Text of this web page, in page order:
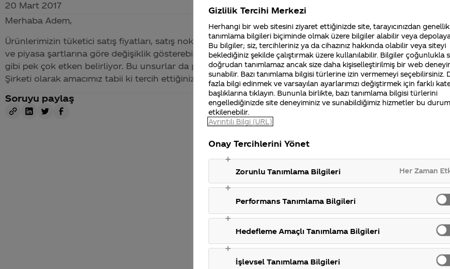
20 Mart 2017
Merhaba Adem,
Ürünlerimizin tüketici satış fiyatları, satış noktalarımız tarafından (bakkal, market, grossmarket vb.)
ve piyasa şartlarına göre değişiklik gösterebiliyor. Ürün maliyetlerimizi ise hammadde, paket boyutu,
gibi pek çok etken belirliyor. Bu unsurlar da piyasa şartlarına göre zaman içinde değişiklik gösteriyor.
Şirketi olarak amacımız tabii ki tercih ettiğiniz ürünün satış noktalarına en iyi fiyatla ulaşmasını
Soruyu paylaş
Coca-Cola Şirketi
merak ettikleriniz.
Fabrikalarımız,
sertifikalarımız, faaliyet
gösterdiğimiz ülkeler,
tarihçemiz ve daha
Gizlilik Tercihi Merkezi
Herhangi bir web sitesini ziyaret ettiğinizde site, tarayıcınızdan
tanımlama bilgileri biçiminde olmak üzere bilgiler alabilir veya
Bu bilgiler; siz, tercihleriniz ya da cihazınız hakkında olabilir veya siteyi
beklediğiniz şekilde çalıştırmak üzere kullanılabilir. Bilgiler çoğunlukla
doğrudan tanımlamaz ancak size daha kişiselleştirilmiş bir web
sunabilir. Bazı tanımlama bilgisi türlerine izin vermemeyi seçebilirsiniz.
fazla bilgi edinmek ve varsayılan ayarlarımızı değiştirmek için farklı
başlıklarına tıklayın. Bununla birlikte, bazı tanımlama bilgisi türlerini
engellediğinizde site deneyiminiz ve sunabildiğimiz hizmetler bu
etkilenebilir.
Ayrıntılı Bilgi (URL)
Onay Tercihlerini Yönet
Zorunlu Tanımlama Bilgileri Her Zaman
Performans Tanımlama Bilgileri
Hedefleme Amaçlı Tanımlama Bilgileri
İşlevsel Tanımlama Bilgileri